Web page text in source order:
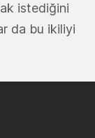
istediğini
da bu ikiliyi